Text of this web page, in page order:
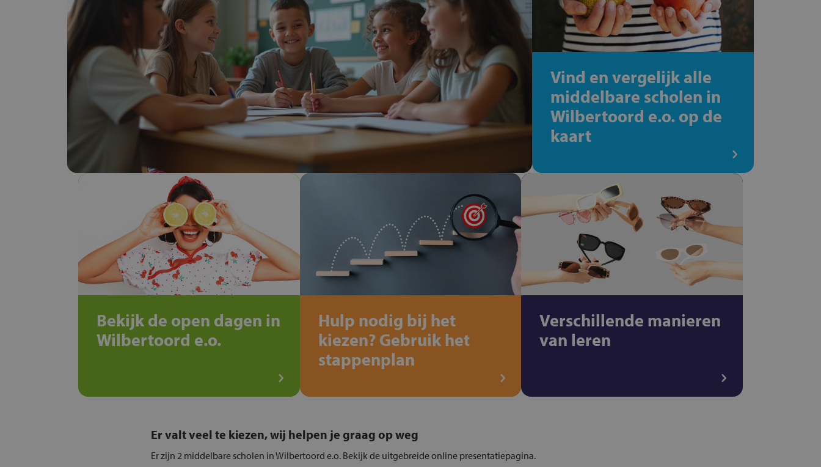
Vind en vergelijk alle
middelbare scholen in
Wilbertoord e.o. op de
kaart
Bekijk de open dagen in
Wilbertoord e.o.
Hulp nodig bij het
kiezen? Gebruik het
stappenplan
Verschillende manieren
van leren
Er valt veel te kiezen, wij helpen je graag op weg
Er zijn 2 middelbare scholen in Wilbertoord e.o. Bekijk de uitgebreide online presentatiepagina.